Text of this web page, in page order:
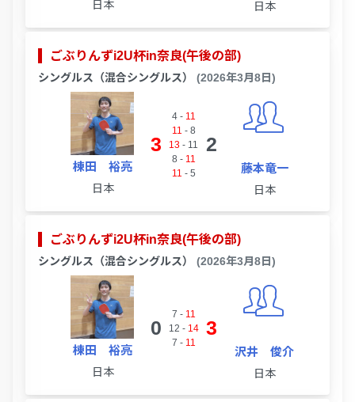
日本 日本
ごぶりんずi2U杯in奈良(午後の部)
シングルス（混合シングルス） (2026年3月8日)
棟田 裕亮
日本
3
4- 11
11 - 8
13 - 11
8 - 11
11 - 5
2
藤本竜一
日本
ごぶりんずi2U杯in奈良(午後の部)
シングルス（混合シングルス） (2026年3月8日)
棟田 裕亮
日本
0
7 - 11
12 - 14
7 - 11
3
沢井 俊介
日本